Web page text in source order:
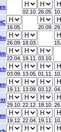
02.10. 26.05.
16.05.
20.09.
26.09. 18.03.
22.04. 19.11. 03.10.
03.09. 13.05. 01.11.
19.11.
13.09. 03.12.
29.10. 22.12. 18.10.
19.12. 22.04. 19.11.